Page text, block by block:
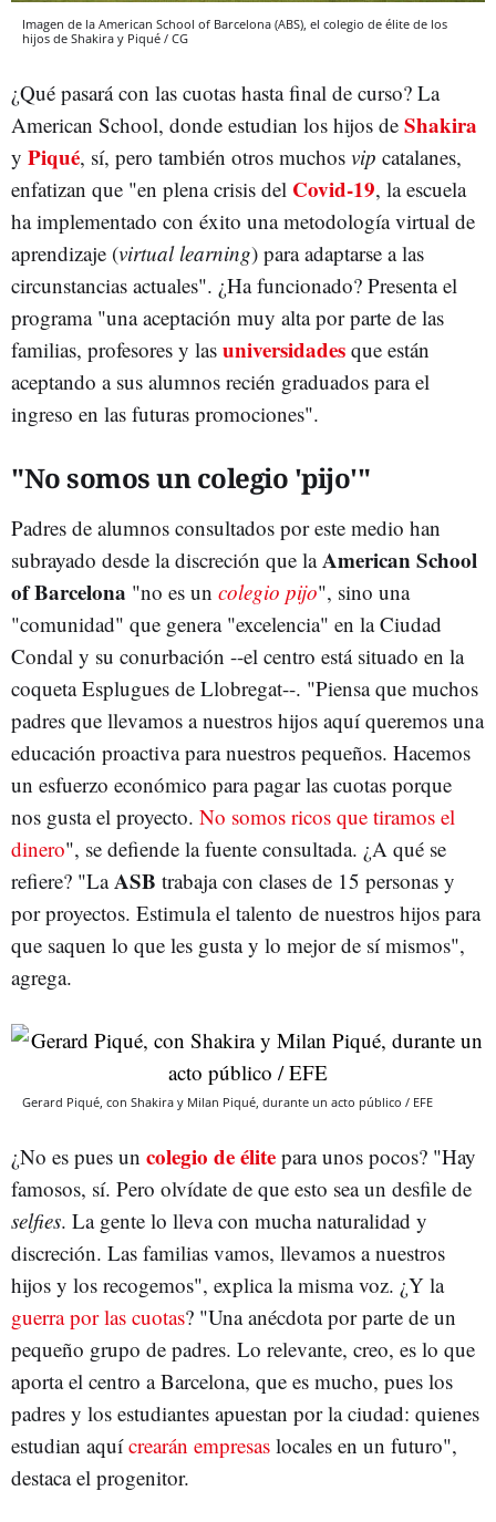
Imagen de la American School of Barcelona (ABS), el colegio de élite de los
hijos de Shakira y Piqué / CG
¿Qué pasará con las cuotas hasta final de curso? La
American School, donde estudian los hijos de Shakira
y Piqué, sí, pero también otros muchos vip catalanes,
enfatizan que "en plena crisis del Covid-19, la escuela
ha implementado con éxito una metodología virtual de
aprendizaje (virtual learning) para adaptarse a las
circunstancias actuales". ¿Ha funcionado? Presenta el
programa "una aceptación muy alta por parte de las
familias, profesores y las universidades que están
aceptando a sus alumnos recién graduados para el
ingreso en las futuras promociones".
"No somos un colegio 'pijo'"
Padres de alumnos consultados por este medio han
subrayado desde la discreción que laAmerican School
of Barcelona "no es un colegio pijo", sino una
"comunidad" que genera "excelencia" en la Ciudad
Condal y su conurbación --el centro está situado en la
coqueta Esplugues de Llobregat--. "Piensa que muchos
padres que llevamos a nuestros hijos aquí queremos una
educación proactiva para nuestros pequeños. Hacemos
un esfuerzo económico para pagar las cuotas porque
nos gusta el proyecto. No somos ricos que tiramos el
dinero", se defiende la fuente consultada. ¿A qué se
refiere? "LaASB trabaja con clases de 15 personas y
por proyectos. Estimula el talento de nuestros hijos para
que saquen lo que les gusta y lo mejor de sí mismos",
agrega.
Gerard Piqué, con Shakira y Milan Piqué, durante un acto público / EFE
¿No es pues un colegio de élite para unos pocos? "Hay
famosos, sí. Pero olvídate de que esto sea un desfile de
selfies. La gente lo lleva con mucha naturalidad y
discreción. Las familias vamos, llevamos a nuestros
hijos y los recogemos", explica la misma voz. ¿Y la
guerra por las cuotas? "Una anécdota por parte de un
pequeño grupo de padres. Lo relevante, creo, es lo que
aporta el centro a Barcelona, que es mucho, pues los
padres y los estudiantes apuestan por la ciudad: quienes
estudian aquícrearán empresas locales en un futuro",
destaca el progenitor.